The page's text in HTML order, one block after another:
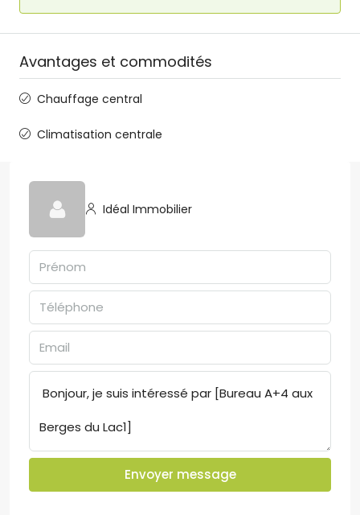
Avantages et commodités
Chauffage central
Climatisation centrale
Idéal Immobilier
Envoyer message